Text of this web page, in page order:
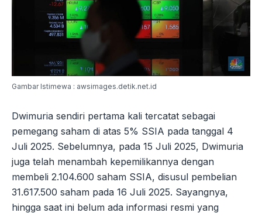
Gambar Istimewa : awsimages.detik.net.id
Dwimuria sendiri pertama kali tercatat sebagai
pemegang saham di atas 5% SSIA pada tanggal 4
Juli 2025. Sebelumnya, pada 15 Juli 2025, Dwimuria
juga telah menambah kepemilikannya dengan
membeli 2.104.600 saham SSIA, disusul pembelian
31.617.500 saham pada 16 Juli 2025. Sayangnya,
hingga saat ini belum ada informasi resmi yang